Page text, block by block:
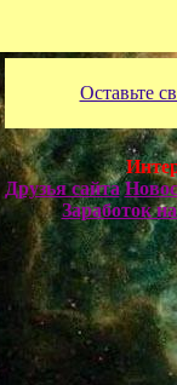
Оставьте
Друзья сайта
Заработок